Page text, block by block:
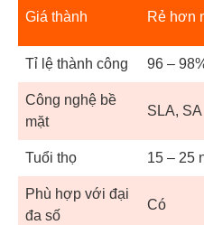
Giá thành Rẻ hơn
Tỉ lệ thành công 96 –
Công nghệ bề
mặt
SLA, SA
Tuổi thọ 15 – 25
Phù hợp với đại
đa số
Có